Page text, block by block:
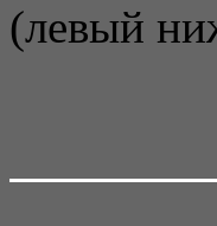
(левый